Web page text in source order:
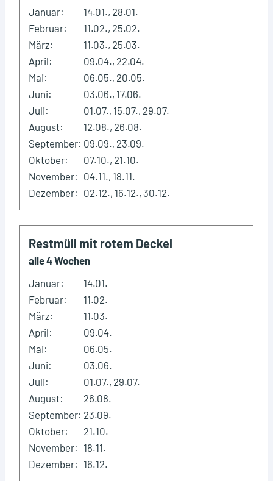
Januar:
14.01., 28.01.
Februar:
11.02., 25.02.
März:
11.03., 25.03.
April:
09.04., 22.04.
Mai:
06.05., 20.05.
Juni:
03.06., 17.06.
Juli:
01.07., 15.07., 29.07.
August:
12.08., 26.08.
September: 09.09., 23.09.
Oktober:
07.10., 21.10.
November: 04.11., 18.11.
Dezember: 02.12., 16.12., 30.12.
Restmüll mit rotem Deckel
alle 4 Wochen
Januar:
14.01.
Februar:
11.02.
März:
11.03.
April:
09.04.
Mai:
06.05.
Juni:
03.06.
Juli:
01.07., 29.07.
August:
26.08.
September: 23.09.
Oktober:
21.10.
November: 18.11.
Dezember: 16.12.